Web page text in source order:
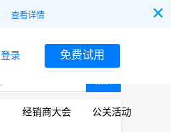
查看详情
登录 免费试用
经销商大会
公关活动